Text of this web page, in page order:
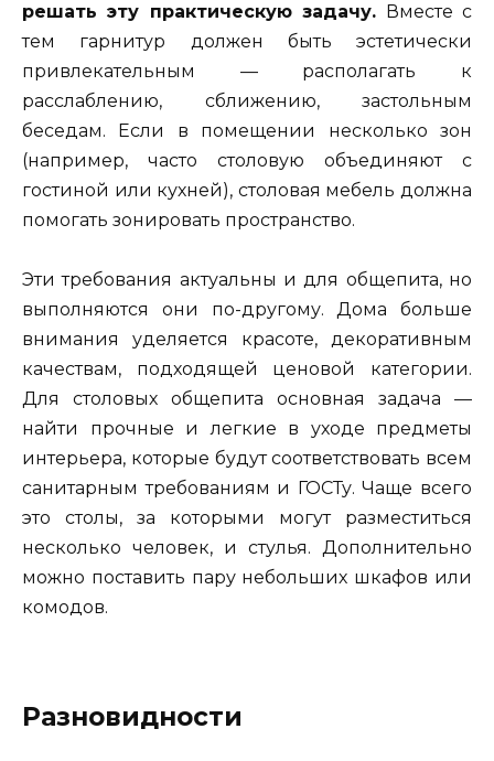
решать эту практическую задачу. Вместе с
тем гарнитур должен быть эстетически
привлекательным — располагать к
расслаблению, сближению, застольным
беседам. Если в помещении несколько зон
(например, часто столовую объединяют с
гостиной или кухней), столовая мебель должна
помогать зонировать пространство.
Эти требования актуальны и для общепита, но
выполняются они по-другому. Дома больше
внимания уделяется красоте, декоративным
качествам, подходящей ценовой категории.
Для столовых общепита основная задача —
найти прочные и легкие в уходе предметы
интерьера, которые будут соответствовать всем
санитарным требованиям и ГОСТу. Чаще всего
это столы, за которыми могут разместиться
несколько человек, и стулья. Дополнительно
можно поставить пару небольших шкафов или
комодов.
Разновидности